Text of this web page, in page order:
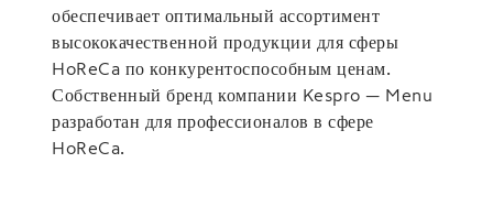
обеспечивает оптимальный ассортимент
высококачественной продукции для сферы
HoReCa по конкурентоспособным ценам.
Собственный бренд компании Kespro — Menu
разработан для профессионалов в сфере
HoReCa.